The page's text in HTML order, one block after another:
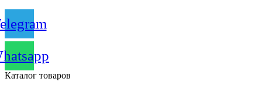
Каталог товаров